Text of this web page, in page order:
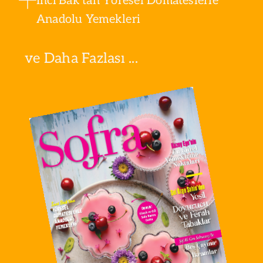
Anadolu Yemekleri
ve Daha Fazlası ...